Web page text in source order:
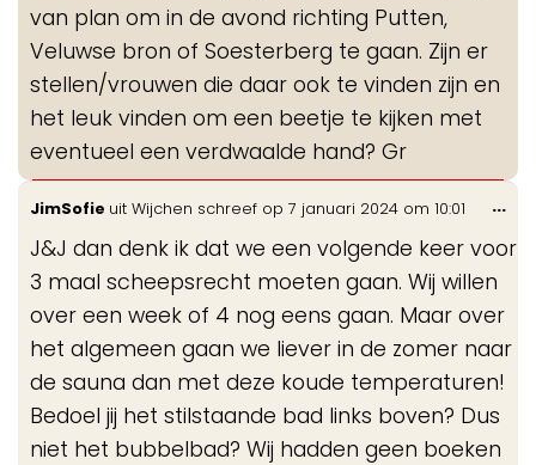
van plan om in de avond richting Putten,
Veluwse bron of Soesterberg te gaan. Zijn er
stellen/vrouwen die daar ook te vinden zijn en
het leuk vinden om een beetje te kijken met
eventueel een verdwaalde hand? Gr
JimSofie uit Wijchen schreef op 7 januari 2024 om 10:01
J&J dan denk ik dat we een volgende keer voor
3 maal scheepsrecht moeten gaan. Wij willen
over een week of 4 nog eens gaan. Maar over
het algemeen gaan we liever in de zomer naar
de sauna dan met deze koude temperaturen!
Bedoel jij het stilstaande bad links boven? Dus
niet het bubbelbad? Wij hadden geen boeken
...